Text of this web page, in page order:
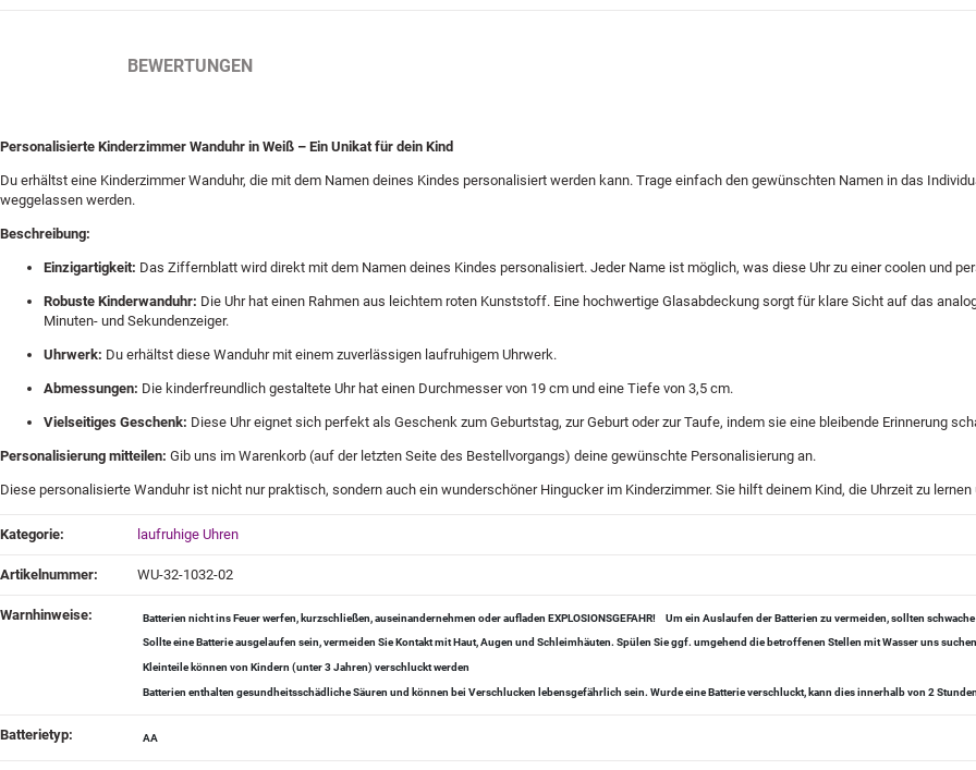
BEWERTUNGEN
Personalisierte Kinderzimmer Wanduhr in Weiß – Ein Unikat für dein Kind
Du erhältst eine Kinderzimmer Wanduhr, die mit dem Namen deines Kindes personalisiert werden kann. Trage einfach den gewünschten Namen in das
weggelassen werden.
Beschreibung:
Einzigartigkeit: Das Ziffernblatt wird direkt mit dem Namen deines Kindes personalisiert. Jeder Name ist möglich, was diese Uhr zu einer coolen und
Robuste Kinderwanduhr: Die Uhr hat einen Rahmen aus leichtem roten Kunststoff. Eine hochwertige Glasabdeckung sorgt für klare Sicht auf das
Minuten- und Sekundenzeiger.
Uhrwerk: Du erhältst diese Wanduhr mit einem zuverlässigen laufruhigem Uhrwerk.
Abmessungen: Die kinderfreundlich gestaltete Uhr hat einen Durchmesser von 19 cm und eine Tiefe von 3,5 cm.
Vielseitiges Geschenk: Diese Uhr eignet sich perfekt als Geschenk zum Geburtstag, zur Geburt oder zur Taufe, indem sie eine bleibende Erinnerung
Personalisierung mitteilen: Gib uns im Warenkorb (auf der letzten Seite des Bestellvorgangs) deine gewünschte Personalisierung an.
Diese personalisierte Wanduhr ist nicht nur praktisch, sondern auch ein wunderschöner Hingucker im Kinderzimmer. Sie hilft deinem Kind, die Uhrzeit zu
Produkteigenschaft
Wert
Kategorie: laufruhige Uhren
Artikelnummer: WU-32-1032-02
Warnhinweise‍: Batterien nicht ins Feuer werfen, kurzschließen, auseinandernehmen oder aufladen EXPLOSIONSGEFAHR! Um ein Auslaufen der Batterien zu vermeiden, sollten
Sollte eine Batterie ausgelaufen sein, vermeiden Sie Kontakt mit Haut, Augen und Schleimhäuten. Spülen Sie ggf. umgehend die betroffenen Stellen mit Wasser uns
Kleinteile können von Kindern (unter 3 Jahren) verschluckt werden
Batterien enthalten gesundheitsschädliche Säuren und können bei Verschlucken lebensgefährlich sein. Wurde eine Batterie verschluckt, kann dies innerhalb von 2
Batterietyp‍: AA